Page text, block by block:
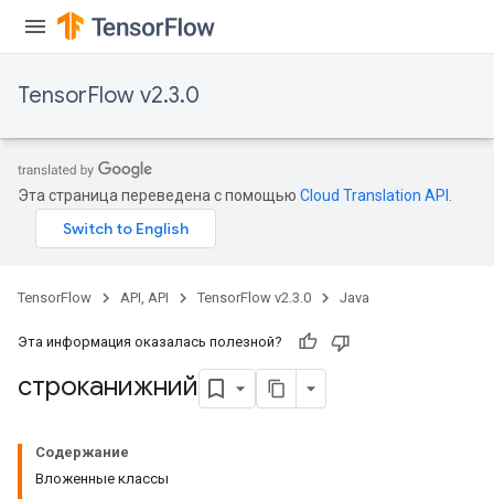
TensorFlow v2.3.0
Эта страница переведена с помощью Cloud Translation API
TensorFlow API, API TensorFlow v2.3.0 Java
Эта информация оказалась полезной?
строканижний
Содержание
Вложенные классы